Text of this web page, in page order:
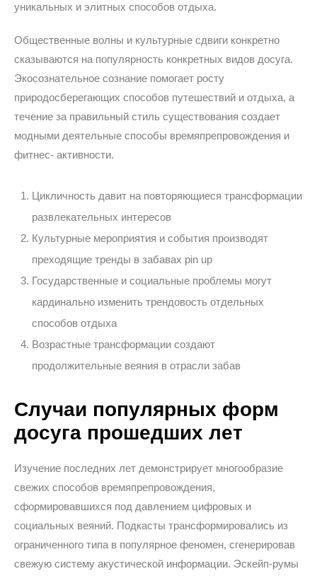
уникальных и элитных способов отдыха.
Общественные волны и культурные сдвиги конкретно
сказываются на популярность конкретных видов досуга.
Экосознательное сознание помогает росту
природосберегающих способов путешествий и отдыха, а
течение за правильный стиль существования создает
модными деятельные способы времяпрепровождения и
фитнес- активности.
Цикличность давит на повторяющиеся трансформации
развлекательных интересов
Культурные мероприятия и события производят
преходящие тренды в забавах pin up
Государственные и социальные проблемы могут
кардинально изменить трендовость отдельных
способов отдыха
Возрастные трансформации создают
продолжительные веяния в отрасли забав
Случаи популярных форм
досуга прошедших лет
Изучение последних лет демонстрирует многообразие
свежих способов времяпрепровождения,
сформировавшихся под давлением цифровых и
социальных веяний. Подкасты трансформировались из
ограниченного типа в популярное феномен, сгенерировав
свежую систему акустической информации. Эскейп-румы